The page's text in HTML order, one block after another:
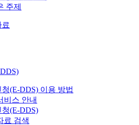
주제
(E-DDS) 이용 방법
비스 안내
(E-DDS)
료 검색